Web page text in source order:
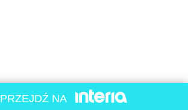
PRZEJDŹ NA